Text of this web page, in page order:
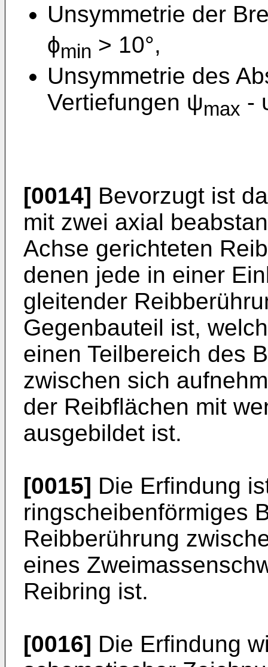
Unsymmetrie der
ϕmin > 10°,
Unsymmetrie des
Vertiefungen ψmax -
[0014] Bevorzugt ist
mit zwei axial
Achse gerichteten
denen jede in einer
gleitender
Gegenbauteil ist,
einen Teilbereich des
zwischen sich
der Reibflächen mit
ausgebildet ist.
[0015] Die Erfindung
ringscheibenförmiges
Reibberührung
eines
Reibring ist.
[0016] Die Erfindung